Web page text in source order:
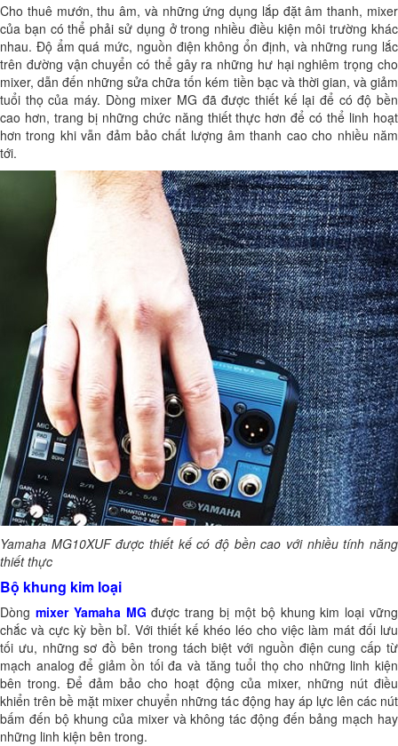
Cho thuê mướn, thu âm, và những ứng dụng lắp đặt âm thanh, mixer
của bạn có thể phải sử dụng ở trong nhiều điều kiện môi trường khác
nhau. Độ ẩm quá mức, nguồn điện không ổn định, và những rung lắc
trên đường vận chuyển có thể gây ra những hư hại nghiêm trọng cho
mixer, dẫn đến những sửa chữa tốn kém tiền bạc và thời gian, và giảm
tuổi thọ của máy. Dòng mixer MG đã được thiết kế lại để có độ bền
cao hơn, trang bị những chức năng thiết thực hơn để có thể linh hoạt
hơn trong khi vẫn đảm bảo chất lượng âm thanh cao cho nhiều năm
tới.
Yamaha MG10XUF được thiết kế có độ bền cao với nhiều tính năng
thiết thực
Bộ khung kim loại
Dòng mixer Yamaha MG được trang bị một bộ khung kim loại vững
chắc và cực kỳ bền bỉ. Với thiết kế khéo léo cho việc làm mát đối lưu
tối ưu, những sơ đồ bên trong tách biệt với nguồn điện cung cấp từ
mạch analog để giảm ồn tối đa và tăng tuổi thọ cho những linh kiện
bên trong. Để đảm bảo cho hoạt động của mixer, những nút điều
khiển trên bề mặt mixer chuyển những tác động hay áp lực lên các nút
bấm đến bộ khung của mixer và không tác động đến bảng mạch hay
những linh kiện bên trong.